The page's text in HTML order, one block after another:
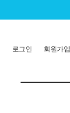
회원가입
로그인